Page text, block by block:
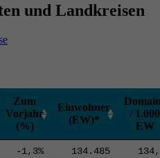
und Landkreisen
Zum
Vorjahr
(%)
Einwohner
(EW)*
/ 1.000
EW
-1,3% 134.485